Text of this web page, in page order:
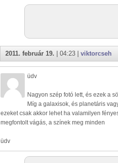
2011. február 19. | 04:23 | viktorcseh
üdv
Nagyon szép fotó lett, és ezek a
Míg a galaxisok, és planetáris
ezeket csak akkor lehet ha valamilyen
megfontolt vágás, a színek meg minden
üdv